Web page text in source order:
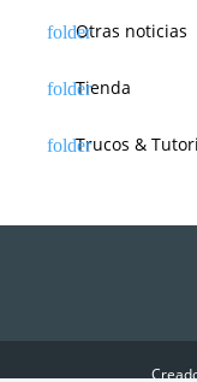
Otras noticias
Tienda
Trucos &